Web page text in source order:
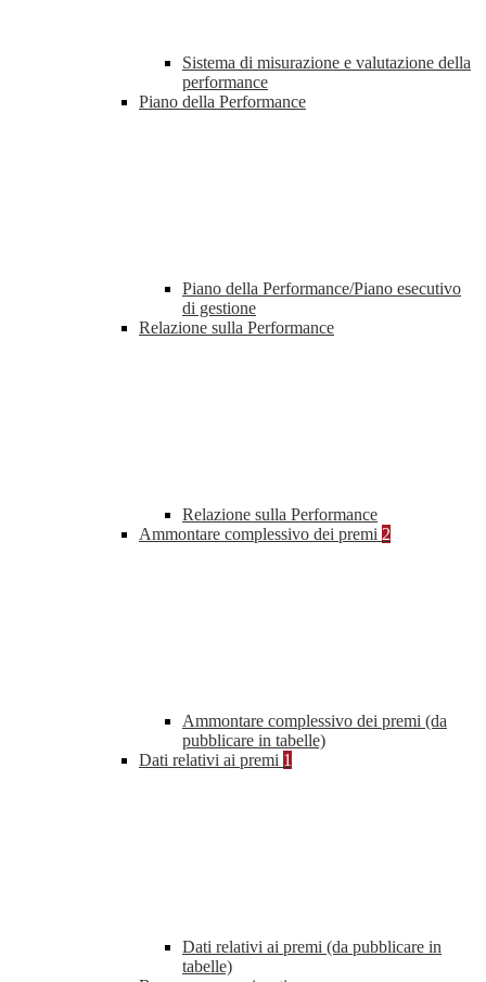
Sistema di misurazione e valutazione della
performance
Piano della Performance
Piano della Performance/Piano esecutivo
di gestione
Relazione sulla Performance
Relazione sulla Performance
Ammontare complessivo dei premi 2
Ammontare complessivo dei premi (da
pubblicare in tabelle)
Dati relativi ai premi 1
Dati relativi ai premi (da pubblicare in
tabelle)